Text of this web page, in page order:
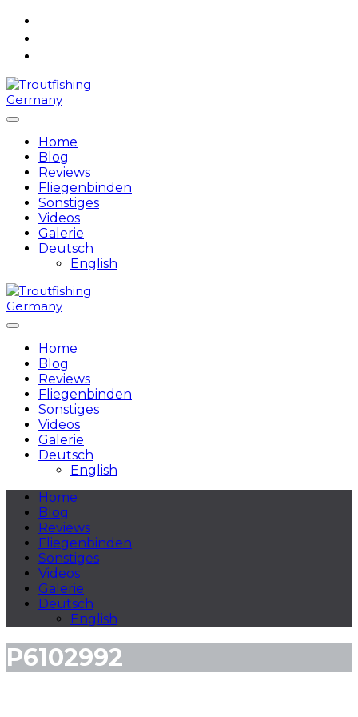
Skip
Home
Blog
Reviews
Fliegenbinden
Sonstiges
Videos
Galerie
Deutsch
English
Home
Blog
Reviews
Fliegenbinden
Sonstiges
Videos
Galerie
Deutsch
English
Home
Blog
Reviews
Fliegenbinden
Sonstiges
Videos
Galerie
Deutsch
English
P6102992